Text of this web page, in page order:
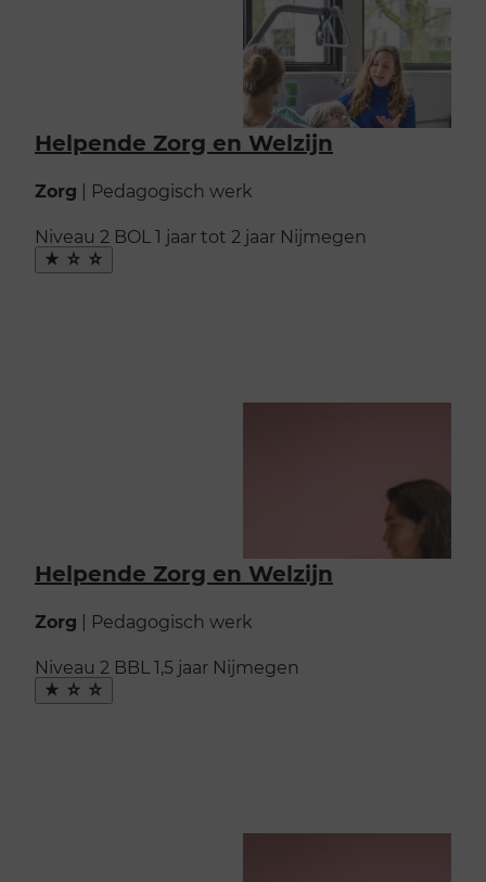
Helpende Zorg en Welzijn
Zorg | Pedagogisch werk
Niveau 2 BOL 1 jaar tot 2 jaar Nijmegen
Maak
favoriet
Helpende Zorg en Welzijn
Zorg | Pedagogisch werk
Niveau 2 BBL 1,5 jaar Nijmegen
Maak
favoriet